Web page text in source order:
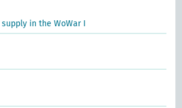
supply in the WoWar I